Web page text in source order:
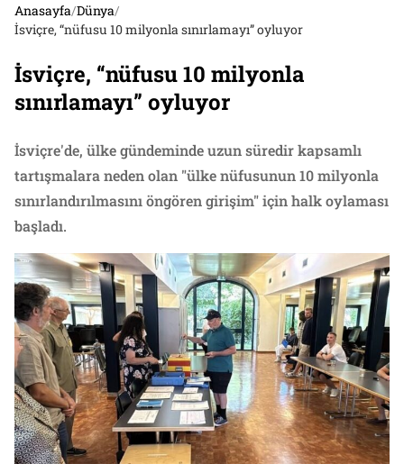
Anasayfa/Dünya/
İsviçre, “nüfusu 10 milyonla sınırlamayı” oyluyor
İsviçre, “nüfusu 10 milyonla
sınırlamayı” oyluyor
İsviçre'de, ülke gündeminde uzun süredir kapsamlı
tartışmalara neden olan "ülke nüfusunun 10 milyonla
sınırlandırılmasını öngören girişim" için halk oylaması
başladı.